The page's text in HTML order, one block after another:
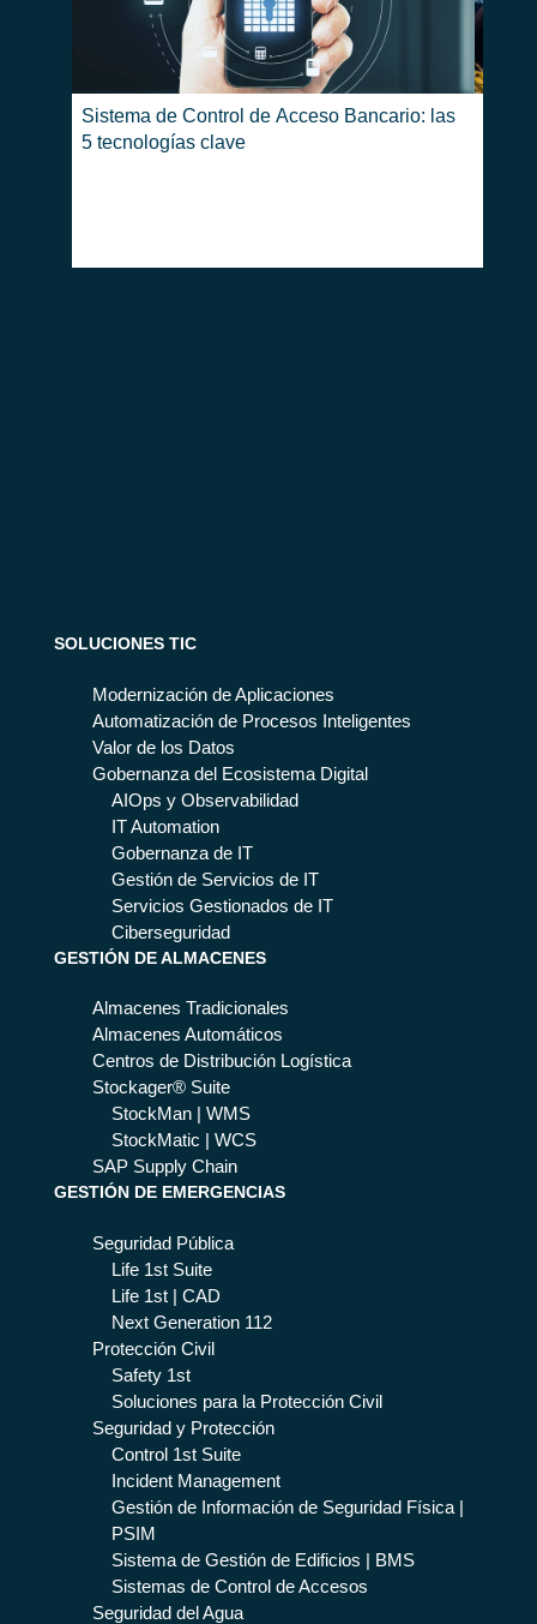
Sistema de Control de Acceso Bancario: las
5 tecnologías clave
SOLUCIONES TIC
Modernización de Aplicaciones
Automatización de Procesos Inteligentes
Valor de los Datos
Gobernanza del Ecosistema Digital
AIOps y Observabilidad
IT Automation
Gobernanza de IT
Gestión de Servicios de IT
Servicios Gestionados de IT
Ciberseguridad
GESTIÓN DE ALMACENES
Almacenes Tradicionales
Almacenes Automáticos
Centros de Distribución Logística
Stockager® Suite
StockMan | WMS
StockMatic | WCS
SAP Supply Chain
GESTIÓN DE EMERGENCIAS
Seguridad Pública
Life 1st Suite
Life 1st | CAD
Next Generation 112
Protección Civil
Safety 1st
Soluciones para la Protección Civil
Seguridad y Protección
Control 1st Suite
Incident Management
Gestión de Información de Seguridad Física |
PSIM
Sistema de Gestión de Edificios | BMS
Sistemas de Control de Accesos
Seguridad del Agua